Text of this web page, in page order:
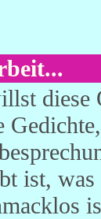
diese
ist,